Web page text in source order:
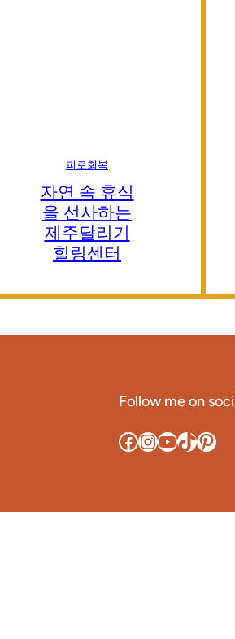
피로회복
자연 속 휴식
을 선사하는
제주달리기
힐링센터
Follow me on
Facebook InstagramYouTube TikTok Pinterest